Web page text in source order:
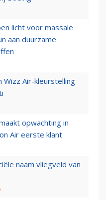
licht voor massale
aan duurzame
Wizz Air-kleurstelling
opwachting in
Air eerste klant
naam vliegveld van